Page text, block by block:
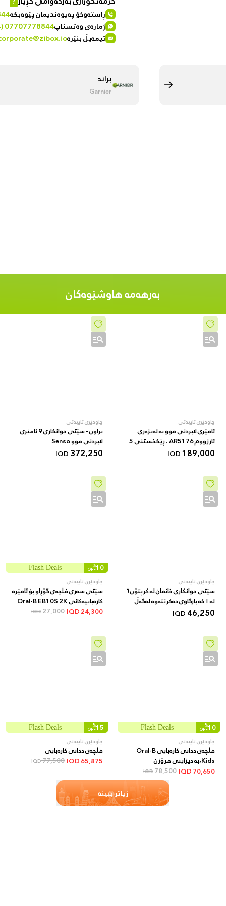
ڕاستەوخۆ پەیوەندیمان پێوەبکە
ژمارەی وەتسئاپ07707778844
ئیمەیڵ بنێرە
براند
Garnier
بەرهەمە هاوشێوەکان
چاودێری تایبەتی
ئامێری لابردنی موو بە لەیزەری
ئارزووم AR5176 ، ڕێکخستنی 5
خێرایی، دۆخی ئۆتۆماتیکی
189,000
IQD
چاودێری تایبەتی
براون - سێتی جوانکاری 9 ئامێری
لابردنی موو Senso
372,250
IQD
چاودێری تایبەتی
سێتی جوانکاری خانمان لە کرپتۆن ٦
لە ١ کە بارگاوی دەکرێتەوە لەگەڵ
کێبڵی USB
46,250
IQD
10
%
OFF
Flash Deals
چاودێری تایبەتی
سێتی سەری فڵچەی گۆڕاو بۆ ئامێرە
کارەباییەکانی Oral-B EB10S 2K
FFS
24,300
27,000
IQD
10
%
OFF
Flash Deals
چاودێری تایبەتی
فڵچەی ددانی کارەبایی Oral-B
Kids،بە دیزاینی فرۆزن
70,650
78,500
IQD
15
%
OFF
Flash Deals
چاودێری تایبەتی
فڵچەی ددانی کارەبایی
65,875
77,500
IQD
زیاتر ببینە